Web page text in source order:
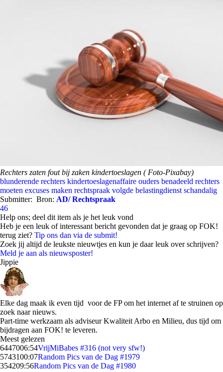
Rechters zaten fout bij zaken kindertoeslagen ( Foto-Pixabay)
blunderende rechters kindertoeslagenaffaire ouders benadeeld rechters
moeten excuses maken rechtspraak volgde belastingdienst schandalig
Submitter: Bron: AD/ Rechtspraak
46
Help ons; deel dit item als je het leuk vond
Heb je een leuk of interessant bericht gevonden dat je graag op FOK!
terug ziet? Tip ons dan via de submit!
Zoek jij altijd de leukste nieuwtjes en kun je daar leuk over schrijven?
Meld je aan als nieuwsposter!
Jippie
Elke dag maak ik even tijd voor de FP om het internet af te struinen op
zoek naar nieuws.
Part-time werkzaam als adviseur Kwaliteit Arbo en Milieu, dus tijd om
bijdragen aan FOK! te leveren.
Meest gelezen
6447006:54VrijMiBabes #316 (not very sfw!)
5743100:07Random Pics van de Dag #1979
354209:56Random Pics van de Dag #1980